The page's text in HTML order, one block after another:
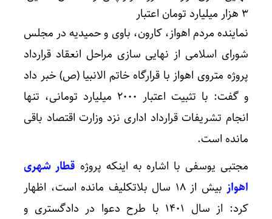
۳ هزار میلیارد تومان اعتبار
نماینده مردم اهواز، کارون، باوی و حمیدیه در مجلس
شورای اسلامی از نهایی سازی مراحل انعقاد قرارداد
پروژه متروی اهواز با قرارگاه خاتم الانبیا (ص) خبر داد
و گفت: با تثبیت اعتبار ۲۰۰۰ میلیارد تومانی، تنها
انجام تشریفات قرارداد اداری نزد وزارت اقتصاد باقی
مانده است.
مجتبی یوسفی با اشاره به اینکه پروژه قطار شهری
اهواز
بیش از ۱۸ سال بلاتکلیف مانده است، اظهار
کرد: از سال ۱۴۰۱ با طرح دعوا در دادگستری و